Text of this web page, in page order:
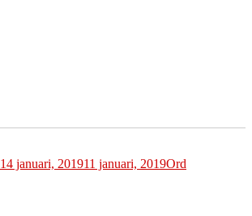
14 januari, 201911 januari, 2019Ord